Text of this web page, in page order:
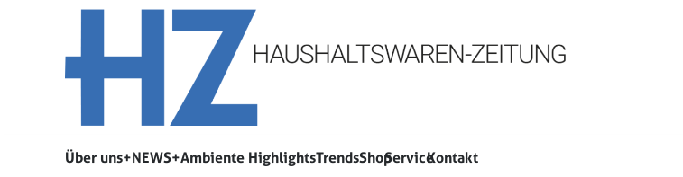
Über uns+NEWS+Ambiente HighlightsTrendsShopServiceKontakt